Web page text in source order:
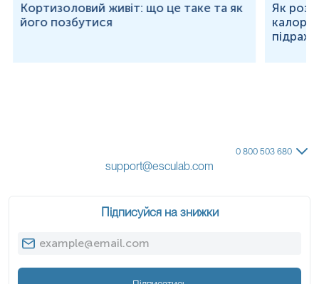
Кортизоловий живіт: що це таке та як
його позбутися
Як
0 800 503 680
support@esculab.com
Підписуйся на знижки